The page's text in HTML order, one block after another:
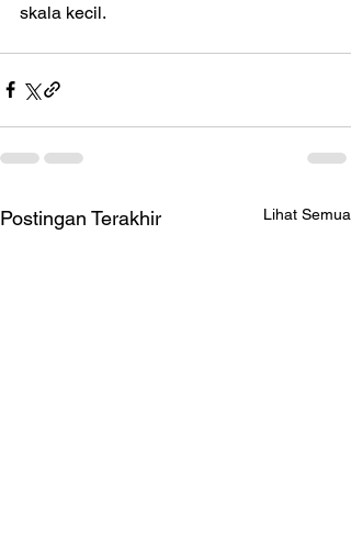
skala kecil.
Postingan Terakhir Lihat Semua